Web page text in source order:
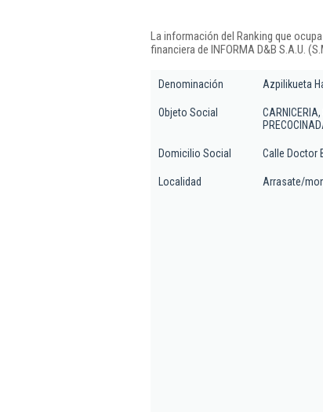
La información del Ranking que
financiera de INFORMA D&B S.A.U.
Denominación Azpilikueta
Objeto Social
CARNICERIA,
Domicilio Social Calle Doctor
Localidad Arrasate/